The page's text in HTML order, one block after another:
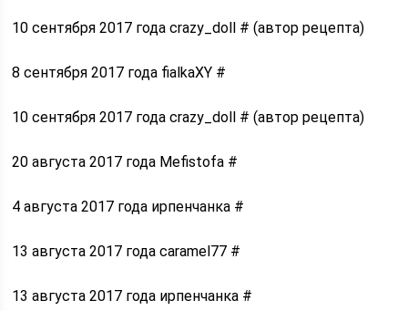
10 сентября 2017 года crazy_doll # (автор рецепта)
8 сентября 2017 года fialkaXY #
10 сентября 2017 года crazy_doll # (автор рецепта)
20 августа 2017 года Mefistofa #
4 августа 2017 года ирпенчанка #
13 августа 2017 года caramel77 #
13 августа 2017 года ирпенчанка #